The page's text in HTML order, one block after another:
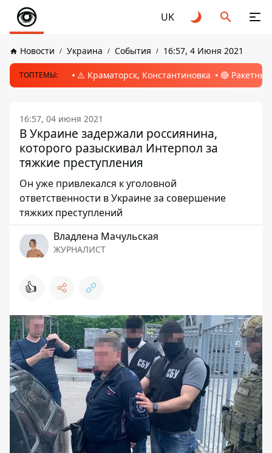
UK
Новости Украина События 16:57, 4 Июня 2021
ТОПТЕМЫ: ⚠️ Краматорск, Константиновка 🔴
16:57, 04 июня 2021
В Украине задержали россиянина,
которого разыскивал Интерпол за
тяжкие преступления
Он уже привлекался к уголовной
ответственности в Украине за совершение
тяжких преступлений
Владлена Мачульская
ЖУРНАЛИСТ
👍